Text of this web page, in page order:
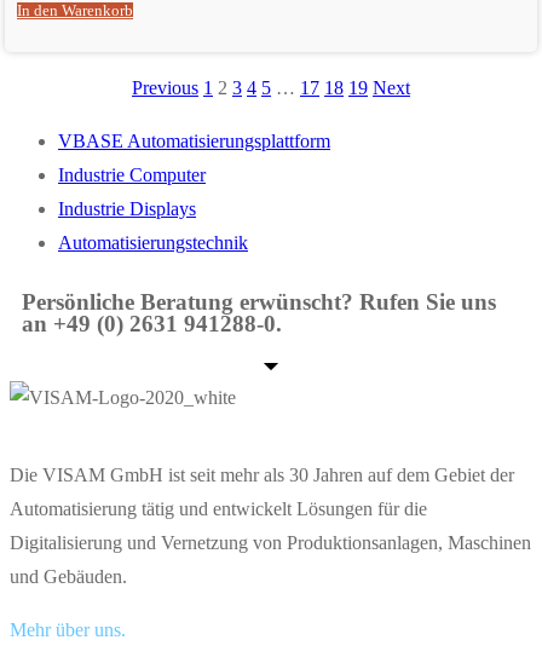
In den Warenkorb
Previous 1 2 3 4 5 … 17 18 19 Next
VBASE Automatisierungsplattform
Industrie Computer
Industrie Displays
Automatisierungstechnik
Persönliche Beratung erwünscht? Rufen Sie uns
an +49 (0) 2631 941288-0.
Die VISAM GmbH ist seit mehr als 30 Jahren auf dem Gebiet der
Automatisierung tätig und entwickelt Lösungen für die
Digitalisierung und Vernetzung von Produktionsanlagen, Maschinen
und Gebäuden.
Mehr über uns.